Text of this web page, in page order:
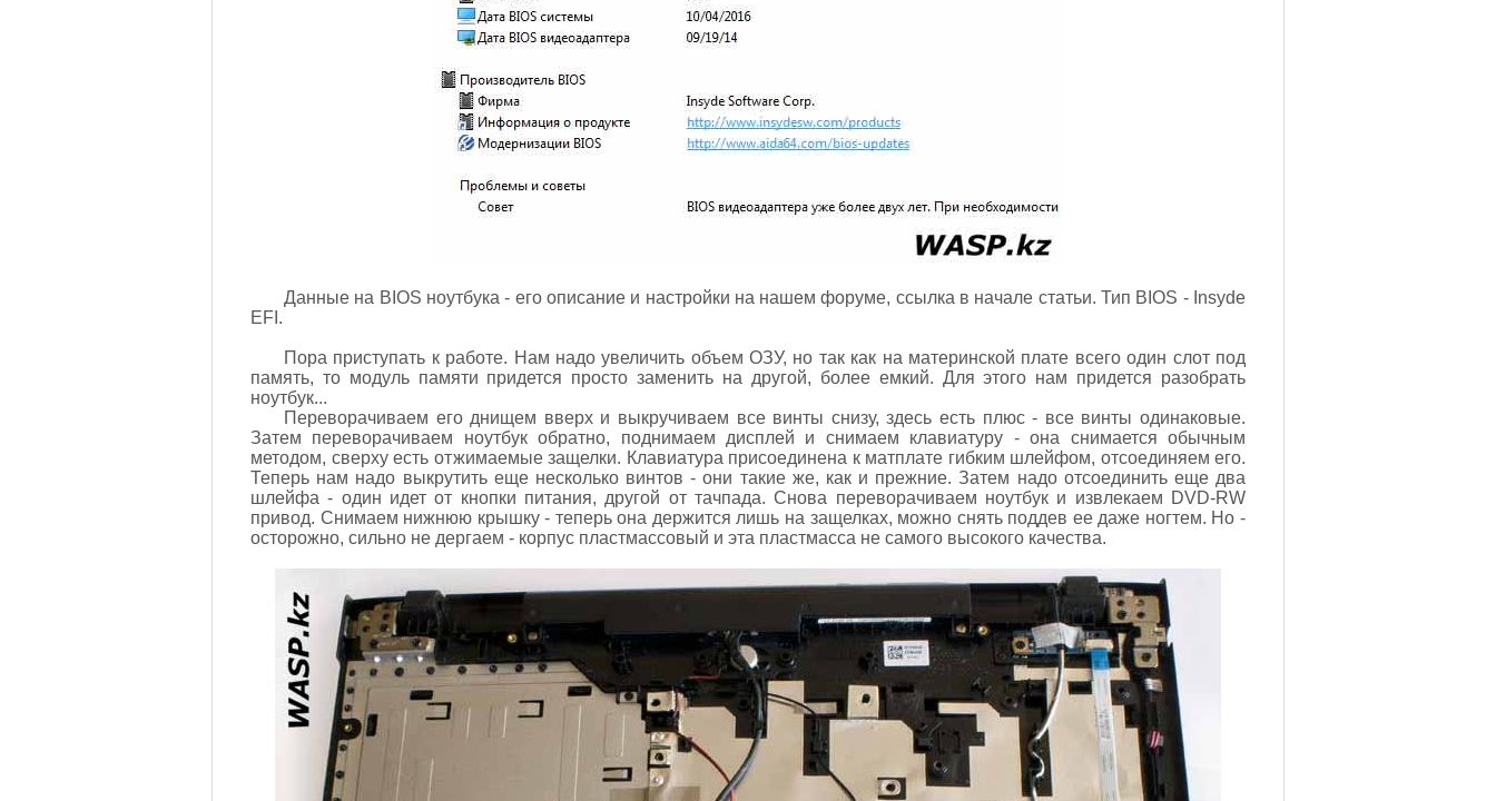
Данные на BIOS ноутбука - его описание и настройки на нашем форуме, ссылка в начале статьи. Тип BIOS - Insyde
EFI.
Пора приступать к работе. Нам надо увеличить объем ОЗУ, но так как на материнской плате всего один слот под
память, то модуль памяти придется просто заменить на другой, более емкий. Для этого нам придется разобрать
ноутбук...
Переворачиваем его днищем вверх и выкручиваем все винты снизу, здесь есть плюс - все винты одинаковые.
Затем переворачиваем ноутбук обратно, поднимаем дисплей и снимаем клавиатуру - она снимается обычным
методом, сверху есть отжимаемые защелки. Клавиатура присоединена к матплате гибким шлейфом, отсоединяем его.
Теперь нам надо выкрутить еще несколько винтов - они такие же, как и прежние. Затем надо отсоединить еще два
шлейфа - один идет от кнопки питания, другой от тачпада. Снова переворачиваем ноутбук и извлекаем DVD-RW
привод. Снимаем нижнюю крышку - теперь она держится лишь на защелках, можно снять поддев ее даже ногтем. Но -
осторожно, сильно не дергаем - корпус пластмассовый и эта пластмасса не самого высокого качества.